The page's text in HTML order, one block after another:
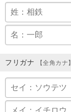
フリガナ 【全角カナ】